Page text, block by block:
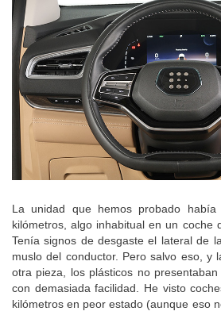
La unidad que hemos probado
kilómetros, algo inhabitual en un coche
Tenía signos de desgaste el lateral de
muslo del conductor. Pero salvo eso, y
otra pieza, los plásticos no
con demasiada facilidad. He visto
kilómetros en peor estado (aunque eso